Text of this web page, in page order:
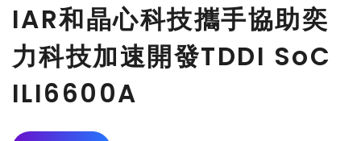
IAR和晶心科技攜手協助奕
力科技加速開發TDDI SoC
ILI6600A